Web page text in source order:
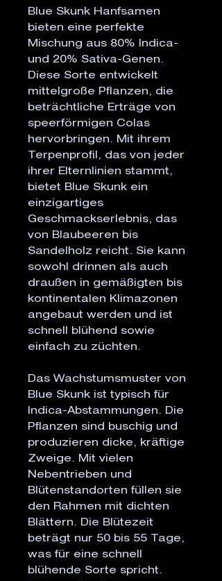
Blue Skunk Hanfsamen
bieten eine perfekte
Mischung aus 80% Indica-
und 20% Sativa-Genen.
Diese Sorte entwickelt
mittelgroße Pflanzen, die
beträchtliche Erträge von
speerförmigen Colas
hervorbringen. Mit ihrem
Terpenprofil, das von jeder
ihrer Elternlinien stammt,
bietet Blue Skunk ein
einzigartiges
Geschmackserlebnis, das
von Blaubeeren bis
Sandelholz reicht. Sie kann
sowohl drinnen als auch
draußen in gemäßigten bis
kontinentalen Klimazonen
angebaut werden und ist
schnell blühend sowie
einfach zu züchten.
Das Wachstumsmuster von
Blue Skunk ist typisch für
Indica-Abstammungen. Die
Pflanzen sind buschig und
produzieren dicke, kräftige
Zweige. Mit vielen
Nebentrieben und
Blütenstandorten füllen sie
den Rahmen mit dichten
Blättern. Die Blütezeit
beträgt nur 50 bis 55 Tage,
was für eine schnell
blühende Sorte spricht.